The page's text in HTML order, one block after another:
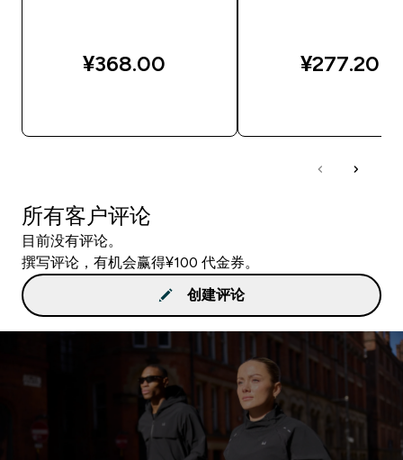
¥368.00‎ ¥277.20‎
所有客户评论
目前没有评论。
撰写评论，有机会赢得¥100 代金券。
创建评论